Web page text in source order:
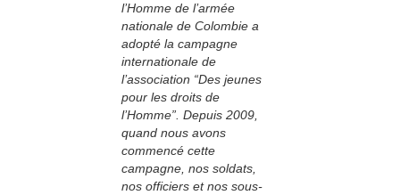
l’Homme de l’armée
nationale de Colombie a
adopté la campagne
internationale de
l’association “Des jeunes
pour les droits de
l’Homme”. Depuis 2009,
quand nous avons
commencé cette
campagne, nos soldats,
nos officiers et nos sous-